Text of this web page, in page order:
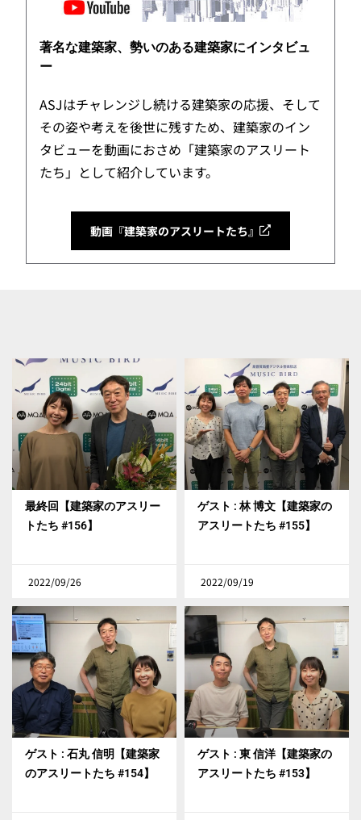
著名な建築家、勢いのある建築家にインタビュ
ー
ASJはチャレンジし続ける建築家の応援、そして
その姿や考えを後世に残すため、建築家のイン
タビューを動画におさめ「建築家のアスリート
たち」として紹介しています。
動画『建築家のアスリートたち』
最終回【建築家のアスリー
トたち #156】
2022/09/26
ゲスト : 林 博文【建築家の
アスリートたち #155】
2022/09/19
ゲスト : 石丸 信明【建築家
のアスリートたち #154】
ゲスト : 東 信洋【建築家の
アスリートたち #153】